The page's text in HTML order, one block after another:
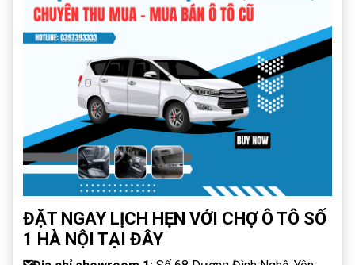
ĐẶT NGAY LỊCH HẸN VỚI CHỢ Ô TÔ SỐ
1 HÀ NỘI TẠI ĐÂY